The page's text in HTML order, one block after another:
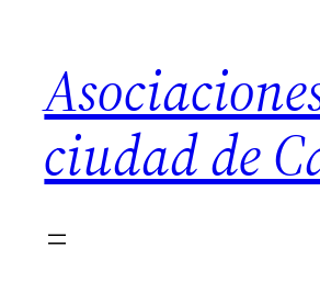
contenido
ciudad de